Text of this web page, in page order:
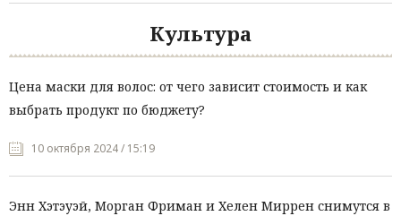
Культура
Цена маски для волос: от чего зависит стоимость и как
выбрать продукт по бюджету?
10 октября 2024 / 15:19
Энн Хэтэуэй, Морган Фриман и Хелен Миррен снимутся в